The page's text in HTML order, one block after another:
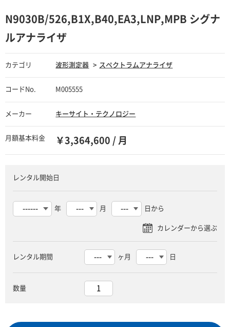
N9030B/526,B1X,B40,EA3,LNP,MPB シグナ
ルアナライザ
カテゴリ 波形測定器 スペクトラムアナライザ
コードNo. M005555
メーカー キーサイト・テクノロジー
月額基本料金 ￥3,364,600 / 月
レンタル開始日
年 月 日から
レンタル期間 ヶ月 日
数量